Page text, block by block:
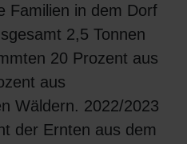
Familien in dem Dorf
2,5 Tonnen
20 Prozent aus
aus
Wäldern. 2022/2023
der Ernten aus dem